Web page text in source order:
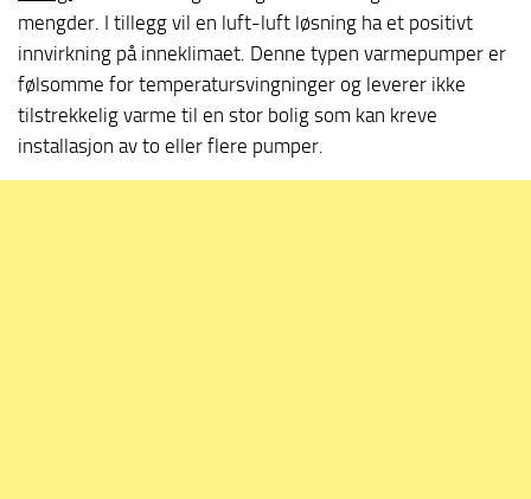
mengder. I tillegg vil en luft-luft løsning ha et positivt
innvirkning på inneklimaet. Denne typen varmepumper er
følsomme for temperatursvingninger og leverer ikke
tilstrekkelig varme til en stor bolig som kan kreve
installasjon av to eller flere pumper.